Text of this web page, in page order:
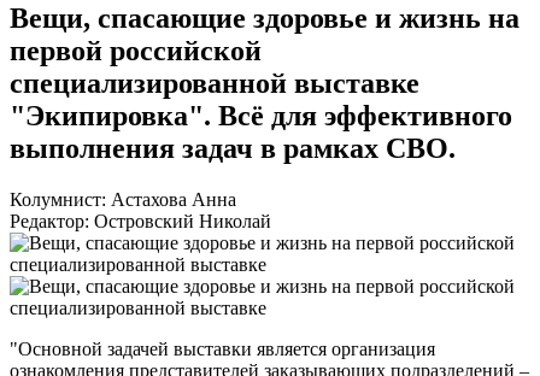
Вещи, спасающие здоровье и жизнь на
первой российской
специализированной выставке
"Экипировка". Всё для эффективного
выполнения задач в рамках СВО.
Колумнист: Астахова Анна
Редактор: Островский Николай
"Основной задачей выставки является организация
ознакомления представителей заказывающих подразделений –